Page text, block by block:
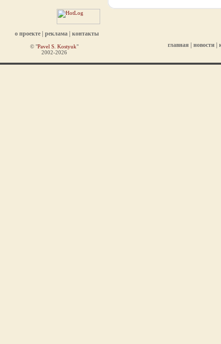
о проекте реклама контакты
© "Pavel S. Kostyuk"
2002-2026
главная новости